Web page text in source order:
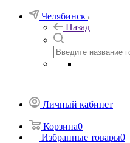
Челябинск
Назад
Личный кабинет
Корзина0
Избранные товары0